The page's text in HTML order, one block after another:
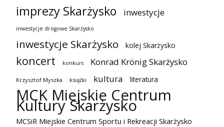
imprezy Skarżysko inwestycje
inwestycje drogowe Skarżysko
inwestycje Skarżysko kolej Skarżysko
koncert konkurs Konrad Krönig Skarżysko
Krzysztof Myszka książki kultura literatura
MCK Miejskie Centrum
Kultury Skarżysko
MCSiR Miejskie Centrum Sportu i Rekreacji Skarżysko